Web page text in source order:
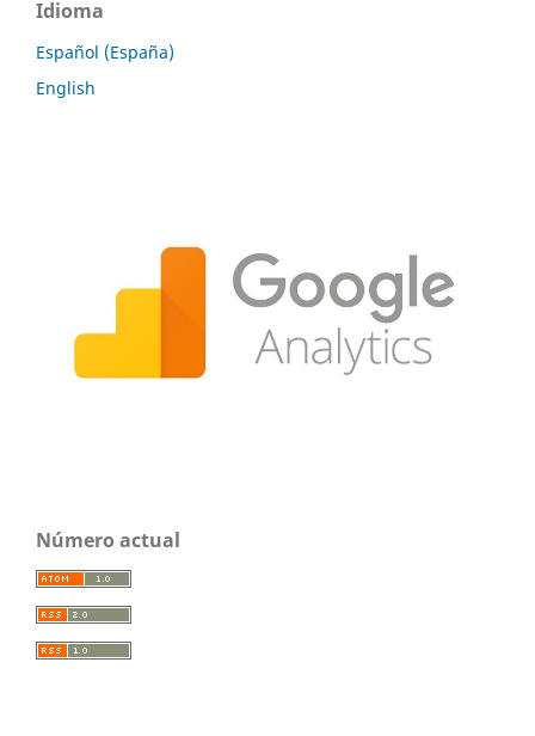
Idioma
Español (España)
English
Número actual